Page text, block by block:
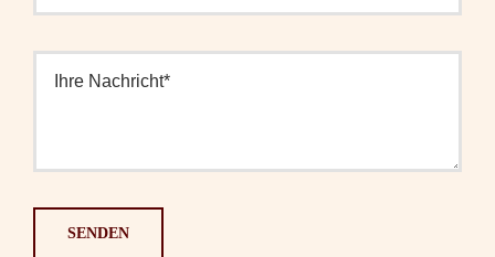
SENDEN